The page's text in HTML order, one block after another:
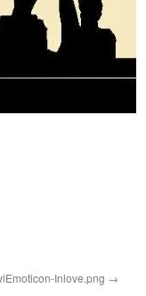
Inlove.png